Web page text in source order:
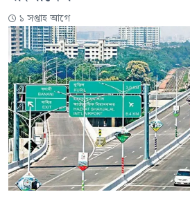
১ সপ্তাহ আগে